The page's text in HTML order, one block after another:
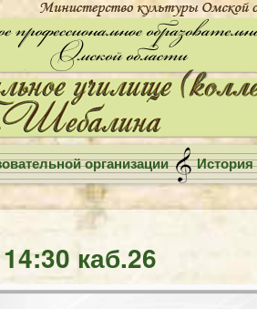
организации История
каб.26